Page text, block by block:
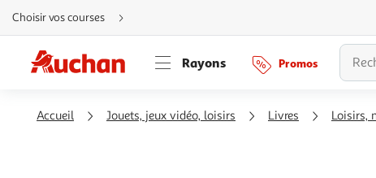
Aller
directement
au
Aller
directement
à
Aller
directement
Choisir vos courses
Rayons Promos
Accueil Jouets, jeux vidéo, loisirs Livres Loisirs,